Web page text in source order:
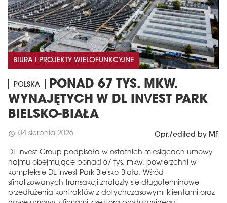
BIURA I PROJEKTY WIELOFUNKCYJNE
POLSKA
PONAD 67 TYS. MKW.
WYNAJĘTYCH W DL INVEST PARK
BIELSKO-BIAŁA
schedule 04 sierpnia 2026 Opr./edited by MF
DL Invest Group podpisała w ostatnich miesiącach umowy
najmu obejmujące ponad 67 tys. mkw. powierzchni w
kompleksie DL Invest Park Bielsko-Biała. Wśród
sfinalizowanych transakcji znalazły się długoterminowe
przedłużenia kontraktów z dotychczasowymi klientami oraz